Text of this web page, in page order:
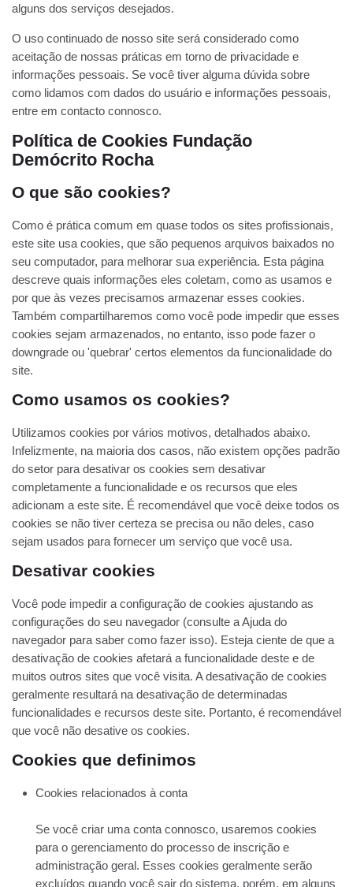
alguns dos serviços desejados.
O uso continuado de nosso site será considerado como
aceitação de nossas práticas em torno de privacidade e
informações pessoais. Se você tiver alguma dúvida sobre
como lidamos com dados do usuário e informações pessoais,
entre em contacto connosco.
Política de Cookies Fundação
Demócrito Rocha
O que são cookies?
Como é prática comum em quase todos os sites profissionais,
este site usa cookies, que são pequenos arquivos baixados no
seu computador, para melhorar sua experiência. Esta página
descreve quais informações eles coletam, como as usamos e
por que às vezes precisamos armazenar esses cookies.
Também compartilharemos como você pode impedir que esses
cookies sejam armazenados, no entanto, isso pode fazer o
downgrade ou 'quebrar' certos elementos da funcionalidade do
site.
Como usamos os cookies?
Utilizamos cookies por vários motivos, detalhados abaixo.
Infelizmente, na maioria dos casos, não existem opções padrão
do setor para desativar os cookies sem desativar
completamente a funcionalidade e os recursos que eles
adicionam a este site. É recomendável que você deixe todos os
cookies se não tiver certeza se precisa ou não deles, caso
sejam usados ​​para fornecer um serviço que você usa.
Desativar cookies
Você pode impedir a configuração de cookies ajustando as
configurações do seu navegador (consulte a Ajuda do
navegador para saber como fazer isso). Esteja ciente de que a
desativação de cookies afetará a funcionalidade deste e de
muitos outros sites que você visita. A desativação de cookies
geralmente resultará na desativação de determinadas
funcionalidades e recursos deste site. Portanto, é recomendável
que você não desative os cookies.
Cookies que definimos
Cookies relacionados à conta
Se você criar uma conta connosco, usaremos cookies
para o gerenciamento do processo de inscrição e
administração geral. Esses cookies geralmente serão
excluídos quando você sair do sistema, porém, em alguns